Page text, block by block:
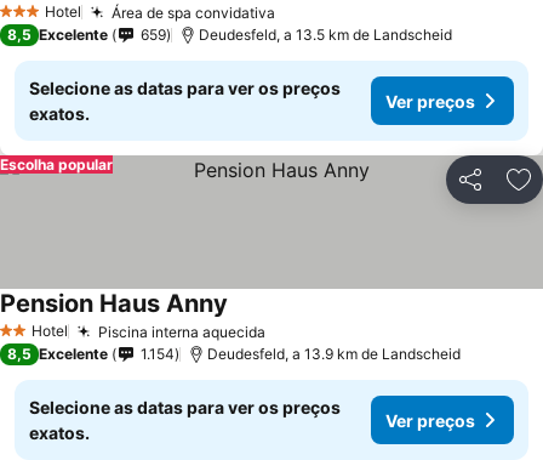
3 EstrelasHotel Área de spa convidativa
8,5 Excelente 659 Deudesfeld, a 13.5 km de Landscheid
Selecione as datas para ver os preços
exatos.
Ver preços
Partilhar
Escolha popular
2 Estrelas
Hotel Piscina interna aquecida
Pension Haus Anny
8,5 Excelente 1.154 Deudesfeld, a 13.9 km de Landscheid
Selecione as datas para ver os preços
exatos.
Ver preços